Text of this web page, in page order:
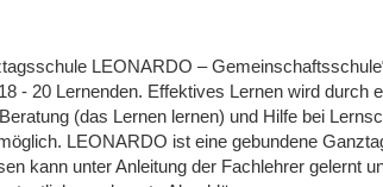
LEONARDO –
- 20 Lernenden. Effektives Lernen wird durch
(das Lernen lernen) und Hilfe bei
LEONARDO ist eine gebundene
kann unter Anleitung der Fachlehrer gelernt